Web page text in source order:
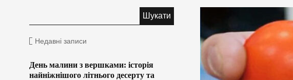
Недавні записи
День малини з вершками: історія
найніжнішого літнього десерту та